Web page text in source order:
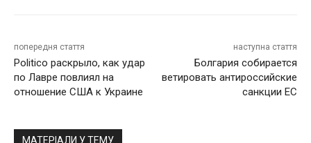
попередня стаття
Politico раскрыло, как удар
по Лавре повлиял на
отношение США к Украине
наступна стаття
Болгария собирается
ветировать антироссийские
санкции ЕС
МАТЕРІАЛИ У ТЕМУ